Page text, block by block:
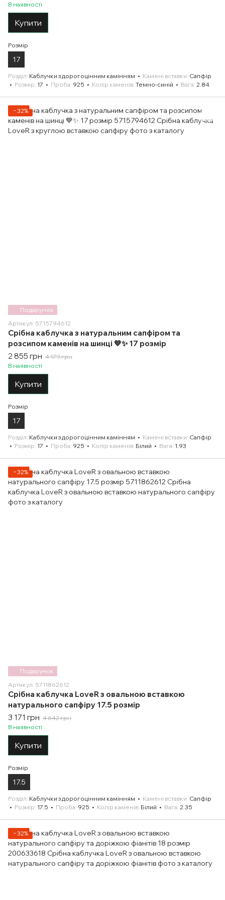
В наявності
Купити
Розмір
17
Розділ Каблучки з дорогоцінним камінням Камені вставки Сапфір
Розмір 17 Проба 925 Колір каменів Темно-синій Вага 2.84
Подарунок
−32%
Артикул: 5715794612
Срібна каблучка з натуральним сапфіром та
розсипом каменів на шинці 💙✨ 17 розмір
2 855 грн 4 179 грн
В наявності
Купити
Розмір
17
Розділ Каблучки з дорогоцінним камінням Камені вставки Сапфір
Розмір 17 Проба 925 Колір каменів Білий Вага 1.93
Подарунок
−32%
Артикул: 5711862612
Срібна каблучка LoveR з овальною вставкою
натурального сапфіру 17.5 розмір
3 171 грн 4 642 грн
В наявності
Купити
Розмір
17.5
Розділ Каблучки з дорогоцінним камінням Камені вставки Сапфір
Розмір 17.5 Проба 925 Колір каменів Білий Вага 2.35
−32%